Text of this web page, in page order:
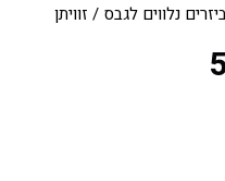
נלווים לגבס / זוויתן